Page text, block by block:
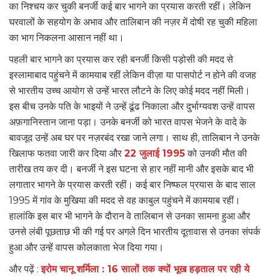
का निश्चय कर चुकी बनर्जी कई बार भागने का प्रयास करती रहीं। लेकिन
घरवालों के सहयोग के अभाव और तालिबान की नज़र में दोषी रह चुकी महिला
का भाग निकलना आसान नहीं था।
पहली बार भागने का प्रयास कर रही बनर्जी किसी पड़ोसी की मदद से
इस्लामाबाद पहुंचने में कामयाब रहीं लेकिन वीज़ा या पासपोर्ट न होने की वजह
से भारतीय उच्च आयोग से उन्हें भारत लौटने के लिए कोई मदद नहीं मिली।
इस बीच उनके पति के भाइयों ने उन्हें ढूंढ निकाला और दुर्भाग्यवश उन्हें वापस
अफ़गानिस्तान जाना पड़ा। उनके बनर्जी को भारत वापस भेजने के वादे के
बावजूद उन्हें अब घर पर नज़रबंद रखा जाने लगा। साथ ही, तालिबान ने उनके
खिलाफ फतवा जारी कर दिया और 22 जुलाई 1995को उनकी मौत की
तारीख तय कर दी। बनर्जी ने इस घटना से हार नहीं मानी और इसके बाद भी
लगातार भागने के प्रयास करती रहीं। कई बार निष्फल प्रयास के बाद साल
1995 में गांव के मुखिया की मदद से वह काबुल पहुंचने में कामयाब रहीं।
हालांकि इस बार भी भागने के दौरान वे तालिबान से उनका सामना हुआ और
उनसे लंबी पूछताछ भी की गई पर अगले दिन भारतीय दूतावास से उनका संपर्क
हुआ और उन्हें वापस कोलकाता भेज दिया गया।
और पढ़ें :इरोम चानू शर्मिला : 16 सालों तक क्यों भूख हड़ताल पर रही ये